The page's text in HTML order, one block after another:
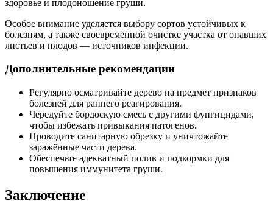
здоровье и плодоношение груши.
Особое внимание уделяется выбору сортов устойчивых к
болезням, а также своевременной очистке участка от опавших
листьев и плодов — источников инфекции.
Дополнительные рекомендации
Регулярно осматривайте дерево на предмет признаков
болезней для раннего реагирования.
Чередуйте бордоскую смесь с другими фунгицидами,
чтобы избежать привыкания патогенов.
Проводите санитарную обрезку и уничтожайте
заражённые части дерева.
Обеспечьте адекватный полив и подкормки для
повышения иммунитета груши.
Заключение